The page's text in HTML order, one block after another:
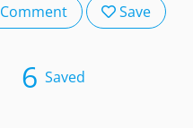
Comment Save
6 Saved